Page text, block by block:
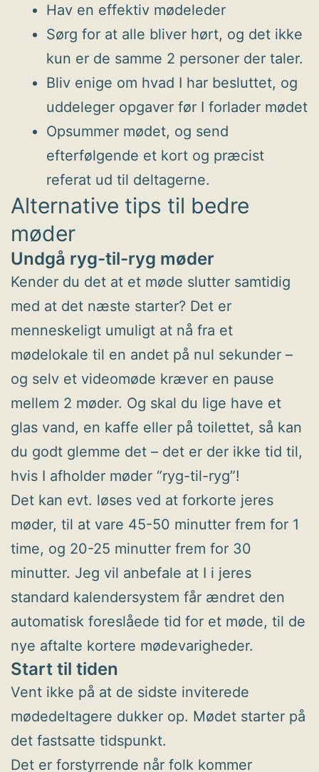
Hav en effektiv mødeleder
Sørg for at alle bliver hørt, og det ikke
kun er de samme 2 personer der taler.
Bliv enige om hvad I har besluttet, og
uddeleger opgaver før I forlader mødet
Opsummer mødet, og send
efterfølgende et kort og præcist
referat ud til deltagerne.
Alternative tips til bedre
møder
Undgå ryg-til-ryg møder
Kender du det at et møde slutter samtidig
med at det næste starter? Det er
menneskeligt umuligt at nå fra et
mødelokale til en andet på nul sekunder –
og selv et videomøde kræver en pause
mellem 2 møder. Og skal du lige have et
glas vand, en kaffe eller på toilettet, så kan
du godt glemme det – det er der ikke tid til,
hvis I afholder møder “ryg-til-ryg”!
Det kan evt. løses ved at forkorte jeres
møder, til at vare 45-50 minutter frem for 1
time, og 20-25 minutter frem for 30
minutter. Jeg vil anbefale at I i jeres
standard kalendersystem får ændret den
automatisk foreslåede tid for et møde, til de
nye aftalte kortere mødevarigheder.
Start til tiden
Vent ikke på at de sidste inviterede
mødedeltagere dukker op. Mødet starter på
det fastsatte tidspunkt.
Det er forstyrrende når folk kommer